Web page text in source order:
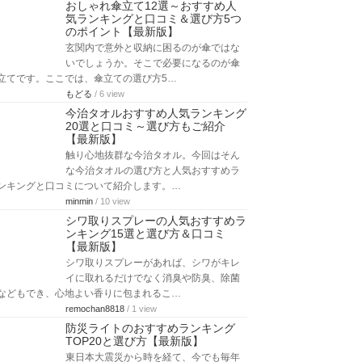
おしゃれ傘立て12選～おすすめ人
気ランキングと口コミ＆選び方5つ
のポイント【最新版】
玄関内で意外と収納に困るのが傘ではな
いでしょうか。そこで必要になるのが傘
てです。ここでは、傘立ての選び方5…
もどる / 6 view
今治タオルおすすめ人気ランキング
20選と口コミ～選び方もご紹介
【最新版】
触り心地抜群な今治タオル。今回はそん
な今治タオルの選び方と人気おすすめラ
キングと口コミについて紹介します。…
minmin / 10 view
シワ取りスプレーの人気おすすめラ
ンキング15選と選び方＆口コミ
【最新版】
シワ取りスプレーがあれば、シワがキレ
イに取れるだけでなく消臭や防臭、除菌
どもでき、心地よい香りに包まれるこ…
remochan8818 / 1 view
防災ライトのおすすめランキング
TOP20と選び方【最新版】
東日本大震災から時を経て、今でも毎年